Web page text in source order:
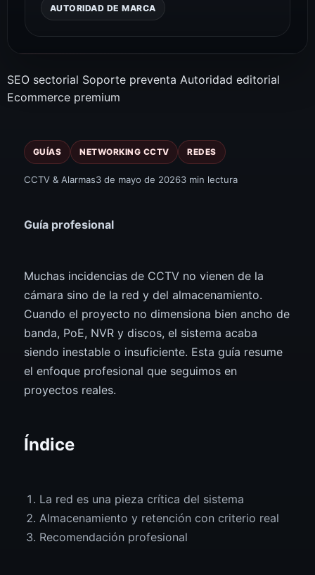
AUTORIDAD DE MARCA
SEO sectorial Soporte preventa Autoridad editorial
Ecommerce premium
GUÍAS NETWORKING CCTV REDES
CCTV & Alarmas3 de mayo de 20263 min lectura
Guía profesional
Muchas incidencias de CCTV no vienen de la
cámara sino de la red y del almacenamiento.
Cuando el proyecto no dimensiona bien ancho de
banda, PoE, NVR y discos, el sistema acaba
siendo inestable o insuficiente. Esta guía resume
el enfoque profesional que seguimos en
proyectos reales.
Índice
La red es una pieza crítica del sistema
Almacenamiento y retención con criterio real
Recomendación profesional